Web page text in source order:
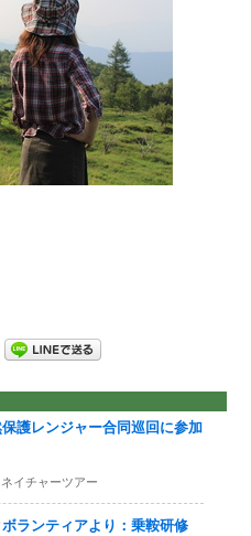
護レンジャー合同巡回に参加
イチャーツアー
ランティアより：乗鞍研修